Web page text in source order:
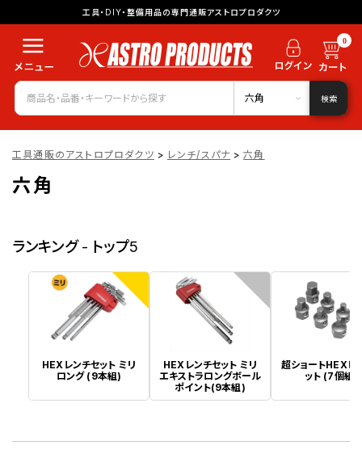
工具・DIY・整備用品の専門通販アストロプロダクツ
0
六角 検索
工具通販のアストロプロダクツ > レンチ/スパナ > 六角
六角
ランキング - トップ5
1
HEXレンチセット ミリ
ロング (9本組)
2
HEXレンチセット ミリ
エキストラロングボール
ポイント(9本組)
超ショートHEXビ
ット (7個組)